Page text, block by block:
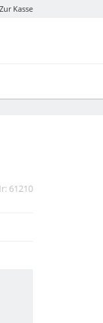
Zur Kasse
61210